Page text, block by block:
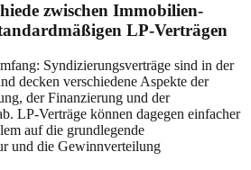
zwischen Immobilien-
LP-Verträgen
Syndizierungsverträge sind in der
decken verschiedene Aspekte der
der Finanzierung und der
LP-Verträge können dagegen einfacher
auf die grundlegende
und die Gewinnverteilung